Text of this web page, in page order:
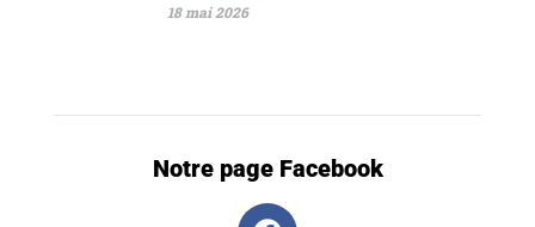
18 mai 2026
Notre page Facebook